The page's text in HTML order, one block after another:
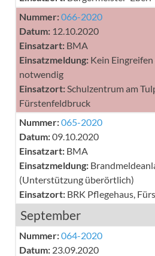
Nummer:066-2020
Datum: 12.10.2020
Einsatzart: BMA
Einsatzmeldung: Kein
notwendig
Einsatzort: Schulzentrum am
Fürstenfeldbruck
Nummer:065-2020
Datum:09.10.2020
Einsatzart: BMA
Einsatzmeldung:
(Unterstützung überörtlich)
Einsatzort: BRK Pflegehaus,
September
Nummer:064-2020
Datum: 23.09.2020